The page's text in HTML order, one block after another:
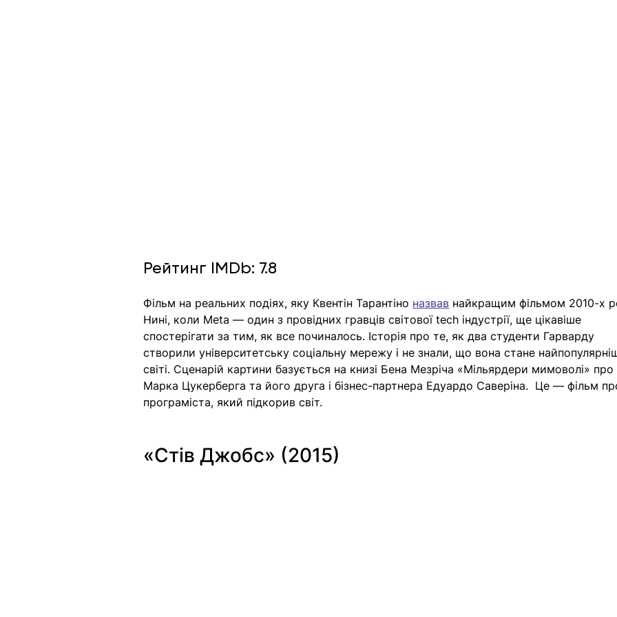
Рейтинг IMDb: 7.8
Фільм на реальних подіях, яку Квентін Тарантіно назвав найкращим фільмом 2010-х
Нині, коли Meta — один з провідних гравців світової tech індустрії, ще цікавіше
спостерігати за тим, як все починалось. Історія про те, як два студенти Гарварду
створили університетську соціальну мережу і не знали, що вона стане
світі. Сценарій картини базується на книзі Бена Мезріча «Мільярдери мимоволі» про
Марка Цукерберга та його друга і бізнес-партнера Едуардо Саверіна.  Це — фільм
програміста, який підкорив світ.
«Стів Джобс» (2015)